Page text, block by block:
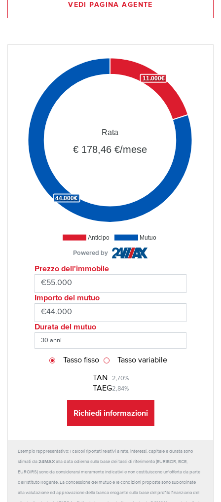
VEDI PAGINA AGENTE
Anticipo Mutuo
11.000€
44.000€
Rata
€ 178,46 €/mese
Powered by
Prezzo dell'immobile
Importo del mutuo
Durata del mutuo
TAN 2,70%
TAEG2,84%
Tasso fisso Tasso variabile
Richiedi informazioni
Esempio rappresentativo: I calcoli riportati relativi a rate, interessi, capitale e durata sono
stimati da 24MAX alla data odierna sulla base dei tassi di riferimento (EURIBOR, BCE,
EUROIRS) sono da considerarsi meramente indicativi e non costituiscono un'offerta da parte
dell'Istituto Rogante. La concessione del mutuo e le condizioni proposte sono subordinate
alla valutazione ed approvazione della banca erogante sulla base del profilo finanziario del